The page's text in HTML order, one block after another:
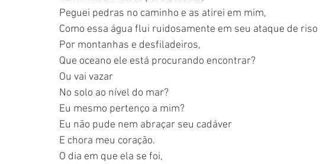
Peguei pedras no caminho e as atirei em mim,
Como essa água flui ruidosamente em seu ataque de riso
Por montanhas e desfiladeiros,
Que oceano ele está procurando encontrar?
Ou vai vazar
No solo ao nível do mar?
Eu mesmo pertenço a mim?
Eu não pude nem abraçar seu cadáver
E chora meu coração.
O dia em que ela se foi,